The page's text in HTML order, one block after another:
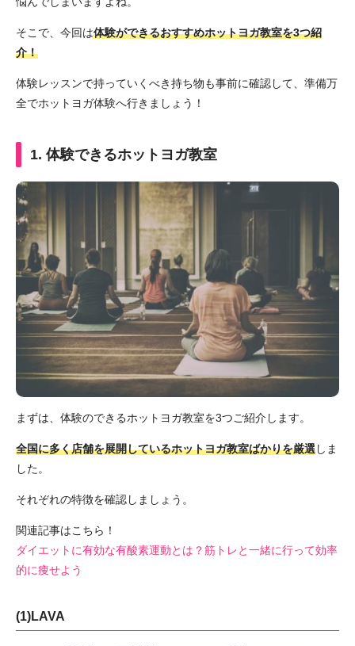
そこで、今回は体験ができるおすすめホットヨガ教室を3つ紹
介！
体験レッスンで持っていくべき持ち物も事前に確認して、準備万
全でホットヨガ体験へ行きましょう！
1. 体験できるホットヨガ教室
まずは、体験のできるホットヨガ教室を3つご紹介します。
全国に多く店舗を展開しているホットヨガ教室ばかりを厳選しま
した。
それぞれの特徴を確認しましょう。
関連記事はこちら！
ダイエットに有効な有酸素運動とは？筋トレと一緒に行って効率
的に痩せよう
(1)LAVA